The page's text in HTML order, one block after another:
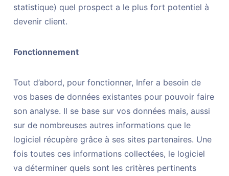
statistique) quel prospect a le plus fort potentiel à
devenir client.
Fonctionnement
Tout d’abord, pour fonctionner, Infer a besoin de
vos bases de données existantes pour pouvoir faire
son analyse. Il se base sur vos données mais, aussi
sur de nombreuses autres informations que le
logiciel récupère grâce à ses sites partenaires. Une
fois toutes ces informations collectées, le logiciel
va déterminer quels sont les critères pertinents